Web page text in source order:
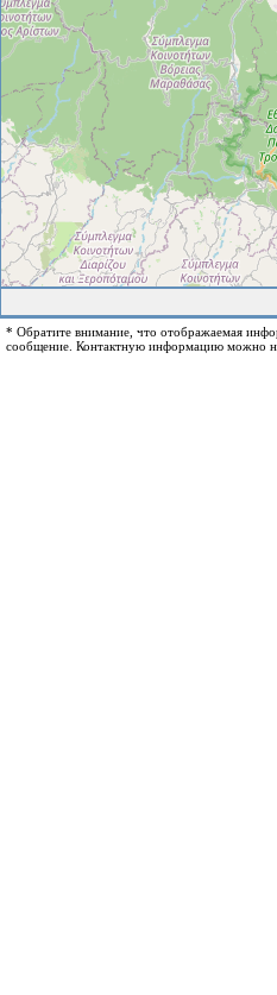
* Обратите внимание, что отображаемая
сообщение. Контактную информацию можно